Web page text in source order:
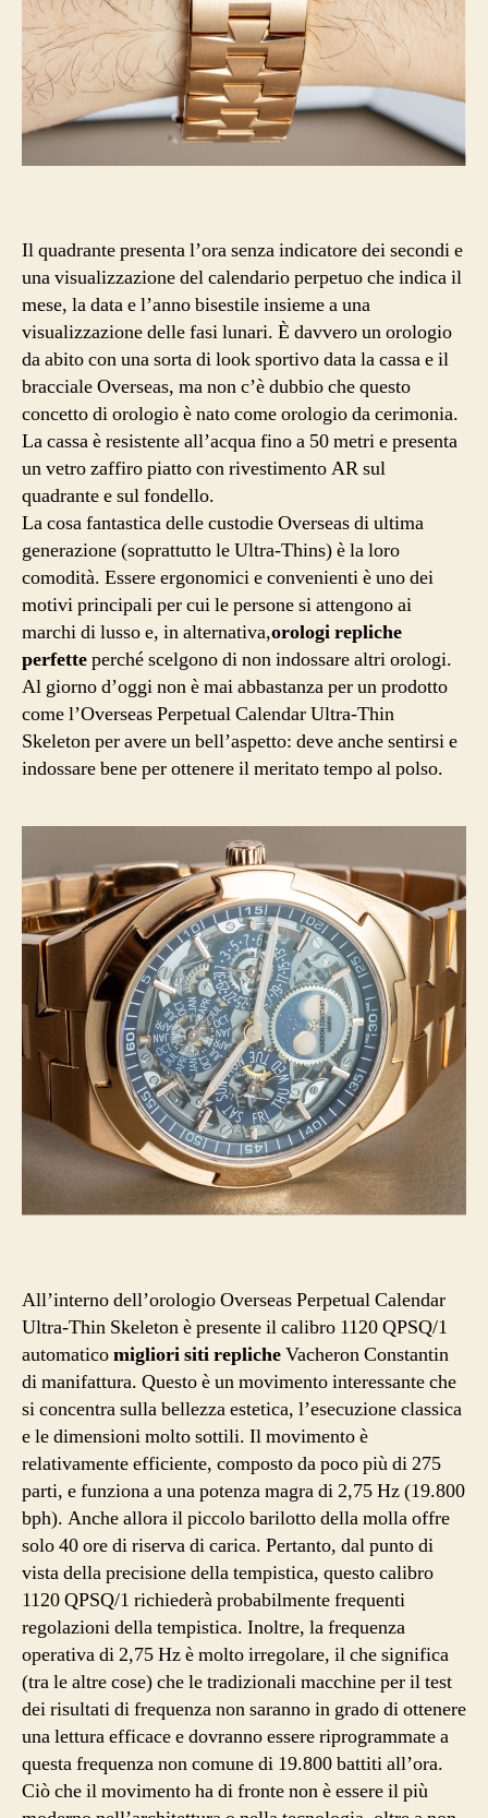
Il quadrante presenta l’ora senza indicatore dei secondi e
una visualizzazione del calendario perpetuo che indica il
mese, la data e l’anno bisestile insieme a una
visualizzazione delle fasi lunari. È davvero un orologio
da abito con una sorta di look sportivo data la cassa e il
bracciale Overseas, ma non c’è dubbio che questo
concetto di orologio è nato come orologio da cerimonia.
La cassa è resistente all’acqua fino a 50 metri e presenta
un vetro zaffiro piatto con rivestimento AR sul
quadrante e sul fondello.
La cosa fantastica delle custodie Overseas di ultima
generazione (soprattutto le Ultra-Thins) è la loro
comodità. Essere ergonomici e convenienti è uno dei
motivi principali per cui le persone si attengono ai
marchi di lusso e, in alternativa,orologi repliche
perfetteperché scelgono di non indossare altri orologi.
Al giorno d’oggi non è mai abbastanza per un prodotto
come l’Overseas Perpetual Calendar Ultra-Thin
Skeleton per avere un bell’aspetto: deve anche sentirsi e
indossare bene per ottenere il meritato tempo al polso.
All’interno dell’orologio Overseas Perpetual Calendar
Ultra-Thin Skeleton è presente il calibro 1120 QPSQ/1
automaticomigliori siti replicheVacheron Constantin
di manifattura. Questo è un movimento interessante che
si concentra sulla bellezza estetica, l’esecuzione classica
e le dimensioni molto sottili. Il movimento è
relativamente efficiente, composto da poco più di 275
parti, e funziona a una potenza magra di 2,75 Hz (19.800
bph). Anche allora il piccolo barilotto della molla offre
solo 40 ore di riserva di carica. Pertanto, dal punto di
vista della precisione della tempistica, questo calibro
1120 QPSQ/1 richiederà probabilmente frequenti
regolazioni della tempistica. Inoltre, la frequenza
operativa di 2,75 Hz è molto irregolare, il che significa
(tra le altre cose) che le tradizionali macchine per il test
dei risultati di frequenza non saranno in grado di ottenere
una lettura efficace e dovranno essere riprogrammate a
questa frequenza non comune di 19.800 battiti all’ora.
Ciò che il movimento ha di fronte non è essere il più